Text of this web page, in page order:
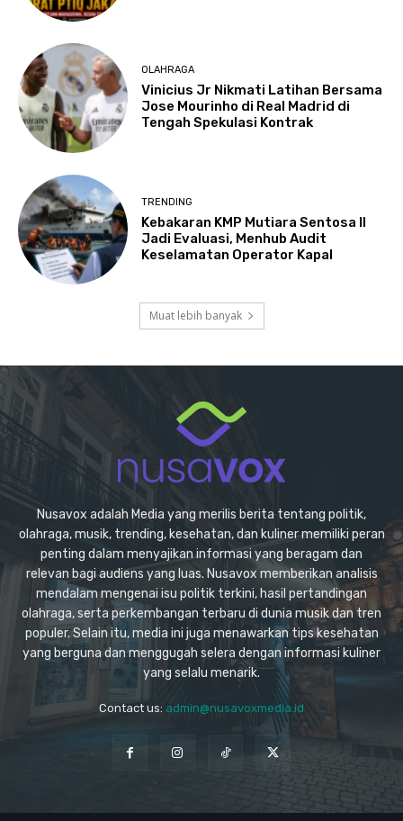
OLAHRAGA
Vinicius Jr Nikmati Latihan Bersama
Jose Mourinho di Real Madrid di
Tengah Spekulasi Kontrak
TRENDING
Kebakaran KMP Mutiara Sentosa II
Jadi Evaluasi, Menhub Audit
Keselamatan Operator Kapal
Muat lebih banyak
Nusavox adalah Media yang merilis berita tentang politik,
olahraga, musik, trending, kesehatan, dan kuliner memiliki peran
penting dalam menyajikan informasi yang beragam dan
relevan bagi audiens yang luas. Nusavox memberikan analisis
mendalam mengenai isu politik terkini, hasil pertandingan
olahraga, serta perkembangan terbaru di dunia musik dan tren
populer. Selain itu, media ini juga menawarkan tips kesehatan
yang berguna dan menggugah selera dengan informasi kuliner
yang selalu menarik.
Contact us: admin@nusavoxmedia.id